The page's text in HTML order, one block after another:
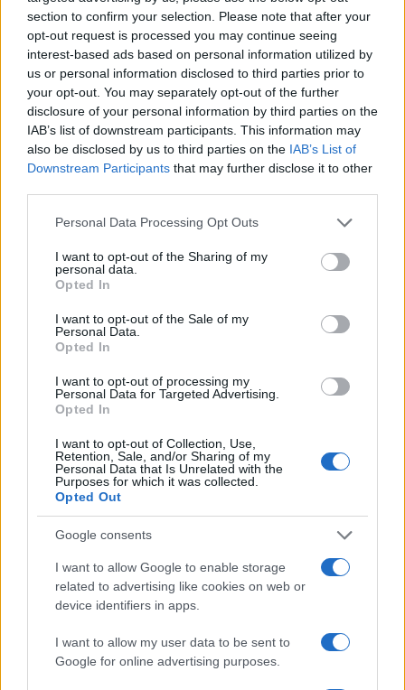
section to confirm your selection. Please note that after your
opt-out request is processed you may continue seeing
interest-based ads based on personal information utilized by
us or personal information disclosed to third parties prior to
your opt-out. You may separately opt-out of the further
disclosure of your personal information by third parties on the
IAB’s list of downstream participants. This information may
also be disclosed by us to third parties on the IAB’s List of
Downstream Participants that may further disclose it to other
Please note that this website/app uses one or more Google
not limited to your visit or usage behaviour. You may click to
grant or deny consent to Google and its third-party tags to
use your data for below specified purposes in below Google
consent section.
Personal Data Processing Opt Outs
I want to opt-out of the Sharing of my
personal data.
Opted In
I want to opt-out of the Sale of my
Personal Data.
Opted In
I want to opt-out of processing my
Personal Data for Targeted Advertising.
Opted In
I want to opt-out of Collection, Use,
Retention, Sale, and/or Sharing of my
Personal Data that Is Unrelated with the
Purposes for which it was collected.
Opted Out
Google consents
I want to allow Google to enable storage
related to advertising like cookies on web or
device identifiers in apps.
I want to allow my user data to be sent to
Google for online advertising purposes.
Continua a leggere
LIFESTYLE